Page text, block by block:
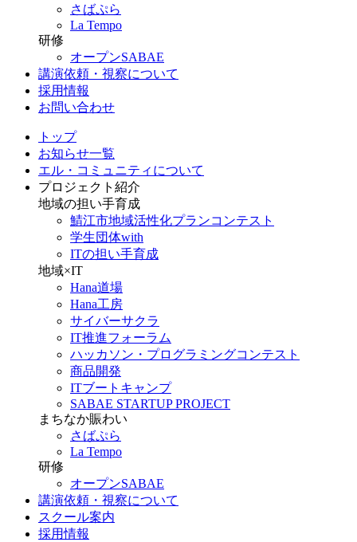
さばぷら
La Tempo
研修
オープンSABAE
講演依頼・視察について
採用情報
お問い合わせ
トップ
お知らせ一覧
エル・コミュニティについて
プロジェクト紹介
地域の担い手育成
鯖江市地域活性化プランコンテスト
学生団体with
ITの担い手育成
地域×IT
Hana道場
Hana工房
サイバーサクラ
IT推進フォーラム
ハッカソン・プログラミングコンテスト
商品開発
ITブートキャンプ
SABAE STARTUP PROJECT
まちなか賑わい
さばぷら
La Tempo
研修
オープンSABAE
講演依頼・視察について
スクール案内
採用情報